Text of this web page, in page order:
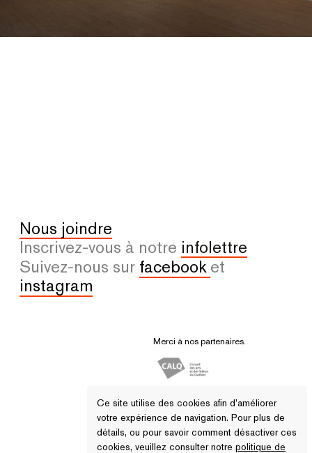
Nous joindre
Inscrivez-vous à notre infolettre
Suivez-nous sur facebook et
instagram
Merci à nos partenaires.
Ce site utilise des cookies afin d’améliorer
votre expérience de navigation. Pour plus de
détails, ou pour savoir comment désactiver ces
cookies, veuillez consulter notre politique de